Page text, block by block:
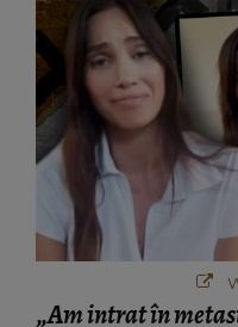
„Am intrat în